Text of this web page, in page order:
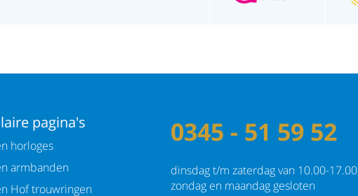
pagina's
horloges
armbanden
Hof trouwringen
0345 - 51 59 52
dinsdag t/m zaterdag van 10.00-17.00
zondag en maandag gesloten